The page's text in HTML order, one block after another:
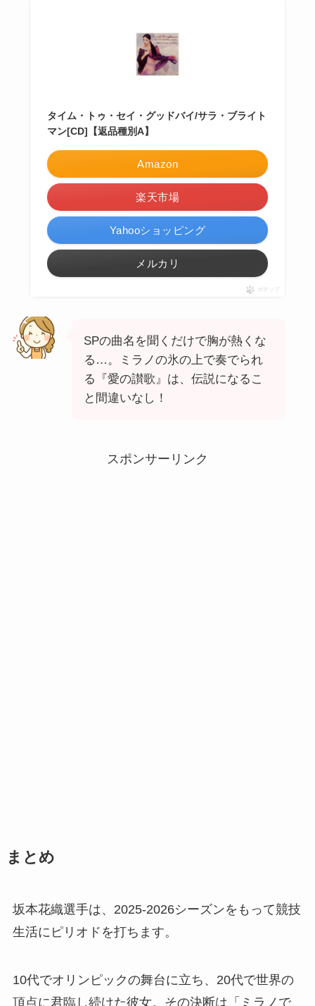
タイム・トゥ・セイ・グッドバイ/サラ・ブライト
マン[CD]【返品種別A】
Amazon
楽天市場
Yahooショッピング
メルカリ
ポチップ
SPの曲名を聞くだけで胸が熱くな
る…。ミラノの氷の上で奏でられ
る『愛の讃歌』は、伝説になるこ
と間違いなし！
スポンサーリンク
まとめ
坂本花織選手は、2025-2026シーズンをもって競技
生活にピリオドを打ちます。
10代でオリンピックの舞台に立ち、20代で世界の
頂点に君臨し続けた彼女。その決断は「ミラノで